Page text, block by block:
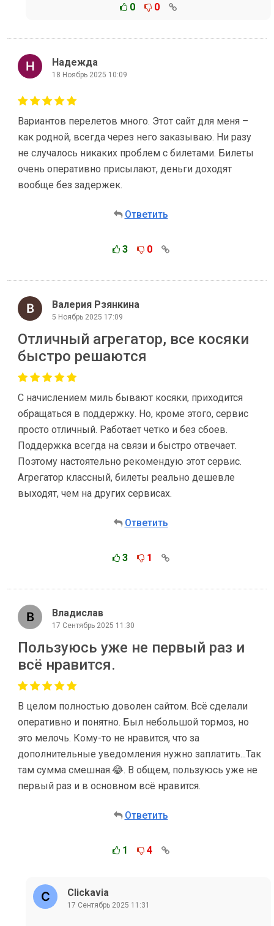
0 0
Надежда
18 Ноябрь 2025 10:09
Вариантов перелетов много. Этот сайт для меня –
как родной, всегда через него заказываю. Ни разу
не случалось никаких проблем с билетами. Билеты
очень оперативно присылают, деньги доходят
вообще без задержек.
Ответить
3 0
Валерия Рзянкина
5 Ноябрь 2025 17:09
Отличный агрегатор, все косяки
быстро решаются
С начислением миль бывают косяки, приходится
обращаться в поддержку. Но, кроме этого, сервис
просто отличный. Работает четко и без сбоев.
Поддержка всегда на связи и быстро отвечает.
Поэтому настоятельно рекомендую этот сервис.
Агрегатор классный, билеты реально дешевле
выходят, чем на других сервисах.
Ответить
3 1
Владислав
17 Сентябрь 2025 11:30
Пользуюсь уже не первый раз и
всё нравится.
В целом полностью доволен сайтом. Всё сделали
оперативно и понятно. Был небольшой тормоз, но
это мелочь. Кому-то не нравится, что за
дополнительные уведомления нужно заплатить...Так
там сумма смешная.😂. В общем, пользуюсь уже не
первый раз и в основном всё нравится.
Ответить
1 4
Clickavia
17 Сентябрь 2025 11:31